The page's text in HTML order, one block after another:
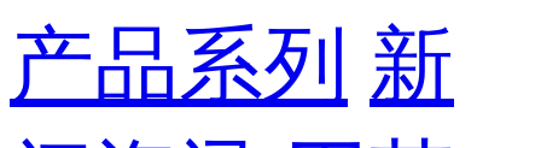
产品系列 新